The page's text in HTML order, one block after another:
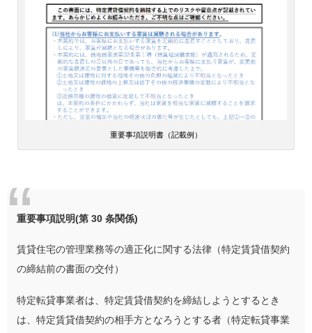
重要事項説明書（記載例）
重要事項説明(第 30 条関係)
賃貸住宅の管理業務等の適正化に関する法律（特定賃貸借契約
の締結前の書面の交付）
特定転貸事業者は、特定賃貸借契約を締結しようとするとき
は、特定賃貸借契約の相手方となろうとする者（特定転貸事業